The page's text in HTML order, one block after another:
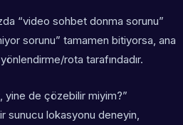
“video sohbet donma sorunu”
sorunu” tamamen bitiyorsa, ana
rota tarafındadır.
yine de çözebilir miyim?”
sunucu lokasyonu deneyin,